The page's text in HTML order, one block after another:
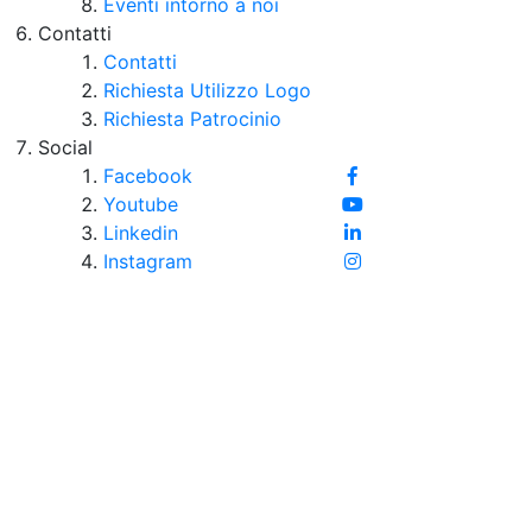
Eventi intorno a noi
Contatti
Contatti
Richiesta Utilizzo Logo
Richiesta Patrocinio
Social
Facebook
Youtube
Linkedin
Instagram